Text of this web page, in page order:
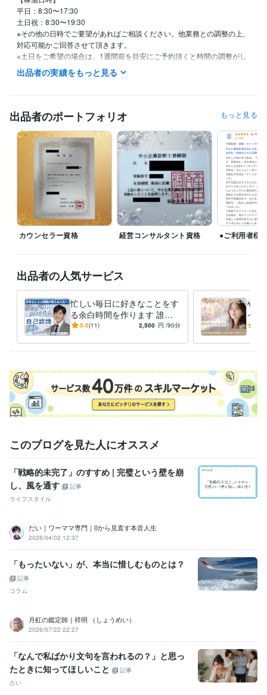
平日：8:30〜17:30
土日祝：8:30〜19:30
※その他の日時でご要望があればご相談ください。他業務との調整の上、
対応可能かご回答させて頂きます。
※土日をご希望の場合は、1週間前を目安にご予約頂くと時間の調整がし
やすいです。
※当日をご希望の場合は、必ず購入前にメッセージで時間調整をお願いし
【おトク情報】
✅ココナラ未登録の方はお得に購入できます！
下記リンクから「新規登録+電話番号認証」するとココナラより✨1000
ポイント付与されます！
https://coconala.com/invite/DW15ZK
招待コード：DW15ZK
※招待コード経由で会員登録して頂き、電話番号認証を行うと、4営業日
以内に付与されます！
（時期により条件が変わることがありますので、予めご了承くださ
い。）
経験職種
PM・PO・ディレクター / プロジェクトマネージャー 経験年数 : 7年
コンサルタント / 経営コンサルタント 経験年数 : 3年
士業・専門職 / 中小企業診断士
ライフスタイル・その他 / カウンセラー・コーチ 経験年数 : 1年
職歴
0から見直す本音で生きる人生変革コーチ 2024年9月 ~ 現在
受賞歴
成✨ 私だけの自由時間を作る完全ガイド
資格・検定
中小企業診断士 取得年 : 2021年
ケアストレスカウンセラー 取得年 : 2024年
Python:1年VBA:2年
ビジネス・クリエイティブツール
WordPress:3年
Google スプレッドシート:3年
Google ドキュメント:3年
Google Search Console:2年ChatGPT:1年
Adobe Photoshop:2年
SOLIDWORKS:5年
学習指導・資格・キャリア相談 本音で生きる人生変革コーチング 本
子育て
共働き 時間術 価値観
悩み相談・カウンセリング
カウンセリング メンタルケア 悩み相談 ストレス解消
気持ちの整理
語学力
英語
出品者の実績をもっと見る
出品者のポートフォリオ もっと見る
カウンセラー資格 経営コンサルタント資格 ●ご利用者様
出品者の人気サービス
忙しい毎日に好きなことをす
る余白時間を作ります 誰の
目も気にせずに、好きなこと
える
5.0(11) 2,500 円 /90分
やり
イフ
ーマ
このブログを見た人にオススメ
「戦略的未完了」のすすめ | 完璧という壁を崩
し、風を通す
記事
ライフスタイル
だい｜ワーママ専門｜0から見直す本音人生
2026/04/02 12:37
「もったいない」が、本当に惜しむものとは？
記事
コラム
月虹の鑑定師｜祥明 （しょうめい）
2026/07/22 22:27
「なんで私ばかり文句を言われるの？」と思っ
たときに知ってほしいこと
記事
占い